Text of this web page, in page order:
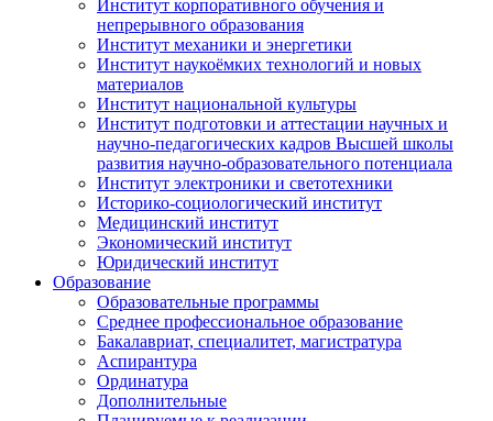
Институт корпоративного обучения и
непрерывного образования
Институт механики и энергетики
Институт наукоёмких технологий и новых
материалов
Институт национальной культуры
Институт подготовки и аттестации научных и
научно-педагогических кадров Высшей школы
развития научно-образовательного потенциала
Институт электроники и светотехники
Историко-социологический институт
Медицинский институт
Экономический институт
Юридический институт
Образование
Образовательные программы
Среднее профессиональное образование
Бакалавриат, специалитет, магистратура
Аспирантура
Ординатура
Дополнительные